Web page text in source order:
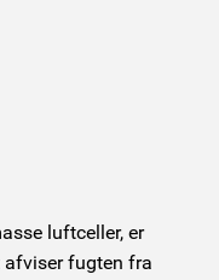
luftceller, er
fugten fra